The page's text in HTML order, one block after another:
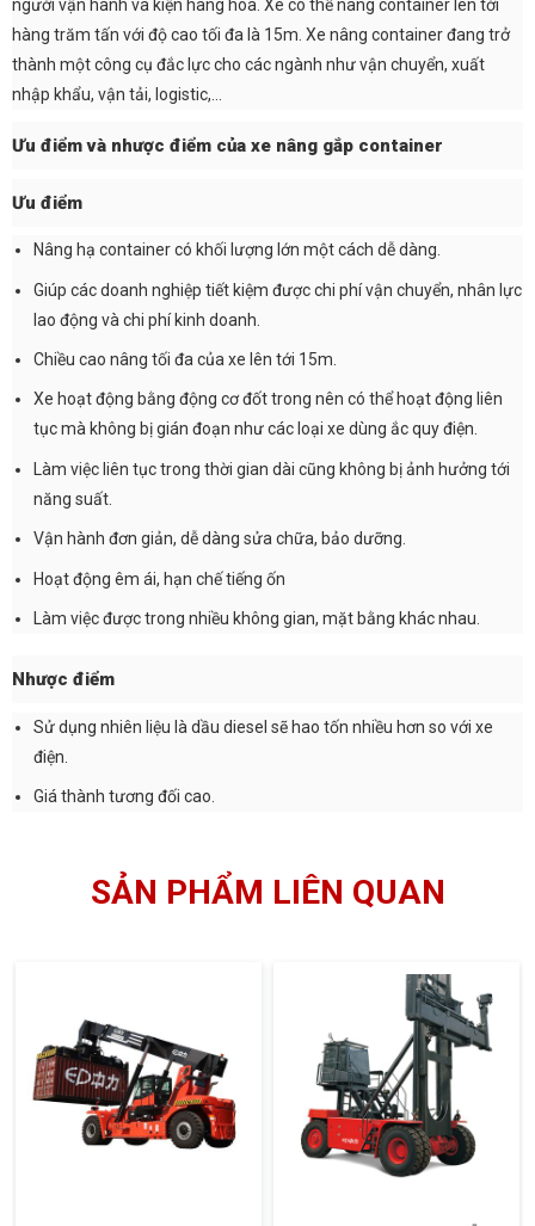
người vận hành và kiện hàng hóa. Xe có thể nâng container lên tới
hàng trăm tấn với độ cao tối đa là 15m. Xe nâng container đang trở
thành một công cụ đắc lực cho các ngành như vận chuyển, xuất
nhập khẩu, vận tải, logistic,…
Ưu điểm và nhược điểm của xe nâng gắp container
Ưu điểm
Nâng hạ container có khối lượng lớn một cách dễ dàng.
Giúp các doanh nghiệp tiết kiệm được chi phí vận chuyển, nhân lực
lao động và chi phí kinh doanh.
Chiều cao nâng tối đa của xe lên tới 15m.
Xe hoạt động bằng động cơ đốt trong nên có thể hoạt động liên
tục mà không bị gián đoạn như các loại xe dùng ắc quy điện.
Làm việc liên tục trong thời gian dài cũng không bị ảnh hưởng tới
năng suất.
Vận hành đơn giản, dễ dàng sửa chữa, bảo dưỡng.
Hoạt động êm ái, hạn chế tiếng ốn
Làm việc được trong nhiều không gian, mặt bằng khác nhau.
Nhược điểm
Sử dụng nhiên liệu là dầu diesel sẽ hao tốn nhiều hơn so với xe
điện.
Giá thành tương đối cao.
SẢN PHẨM LIÊN QUAN